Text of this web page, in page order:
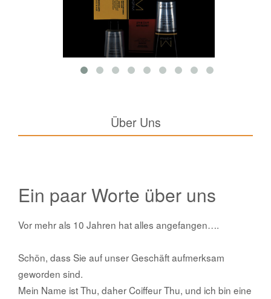
Über Uns
Ein paar Worte über uns
Vor mehr als 10 Jahren hat alles angefangen….
Schön, dass Sie auf unser Geschäft aufmerksam
geworden sind.
Mein Name ist Thu, daher Coiffeur Thu, und ich bin eine